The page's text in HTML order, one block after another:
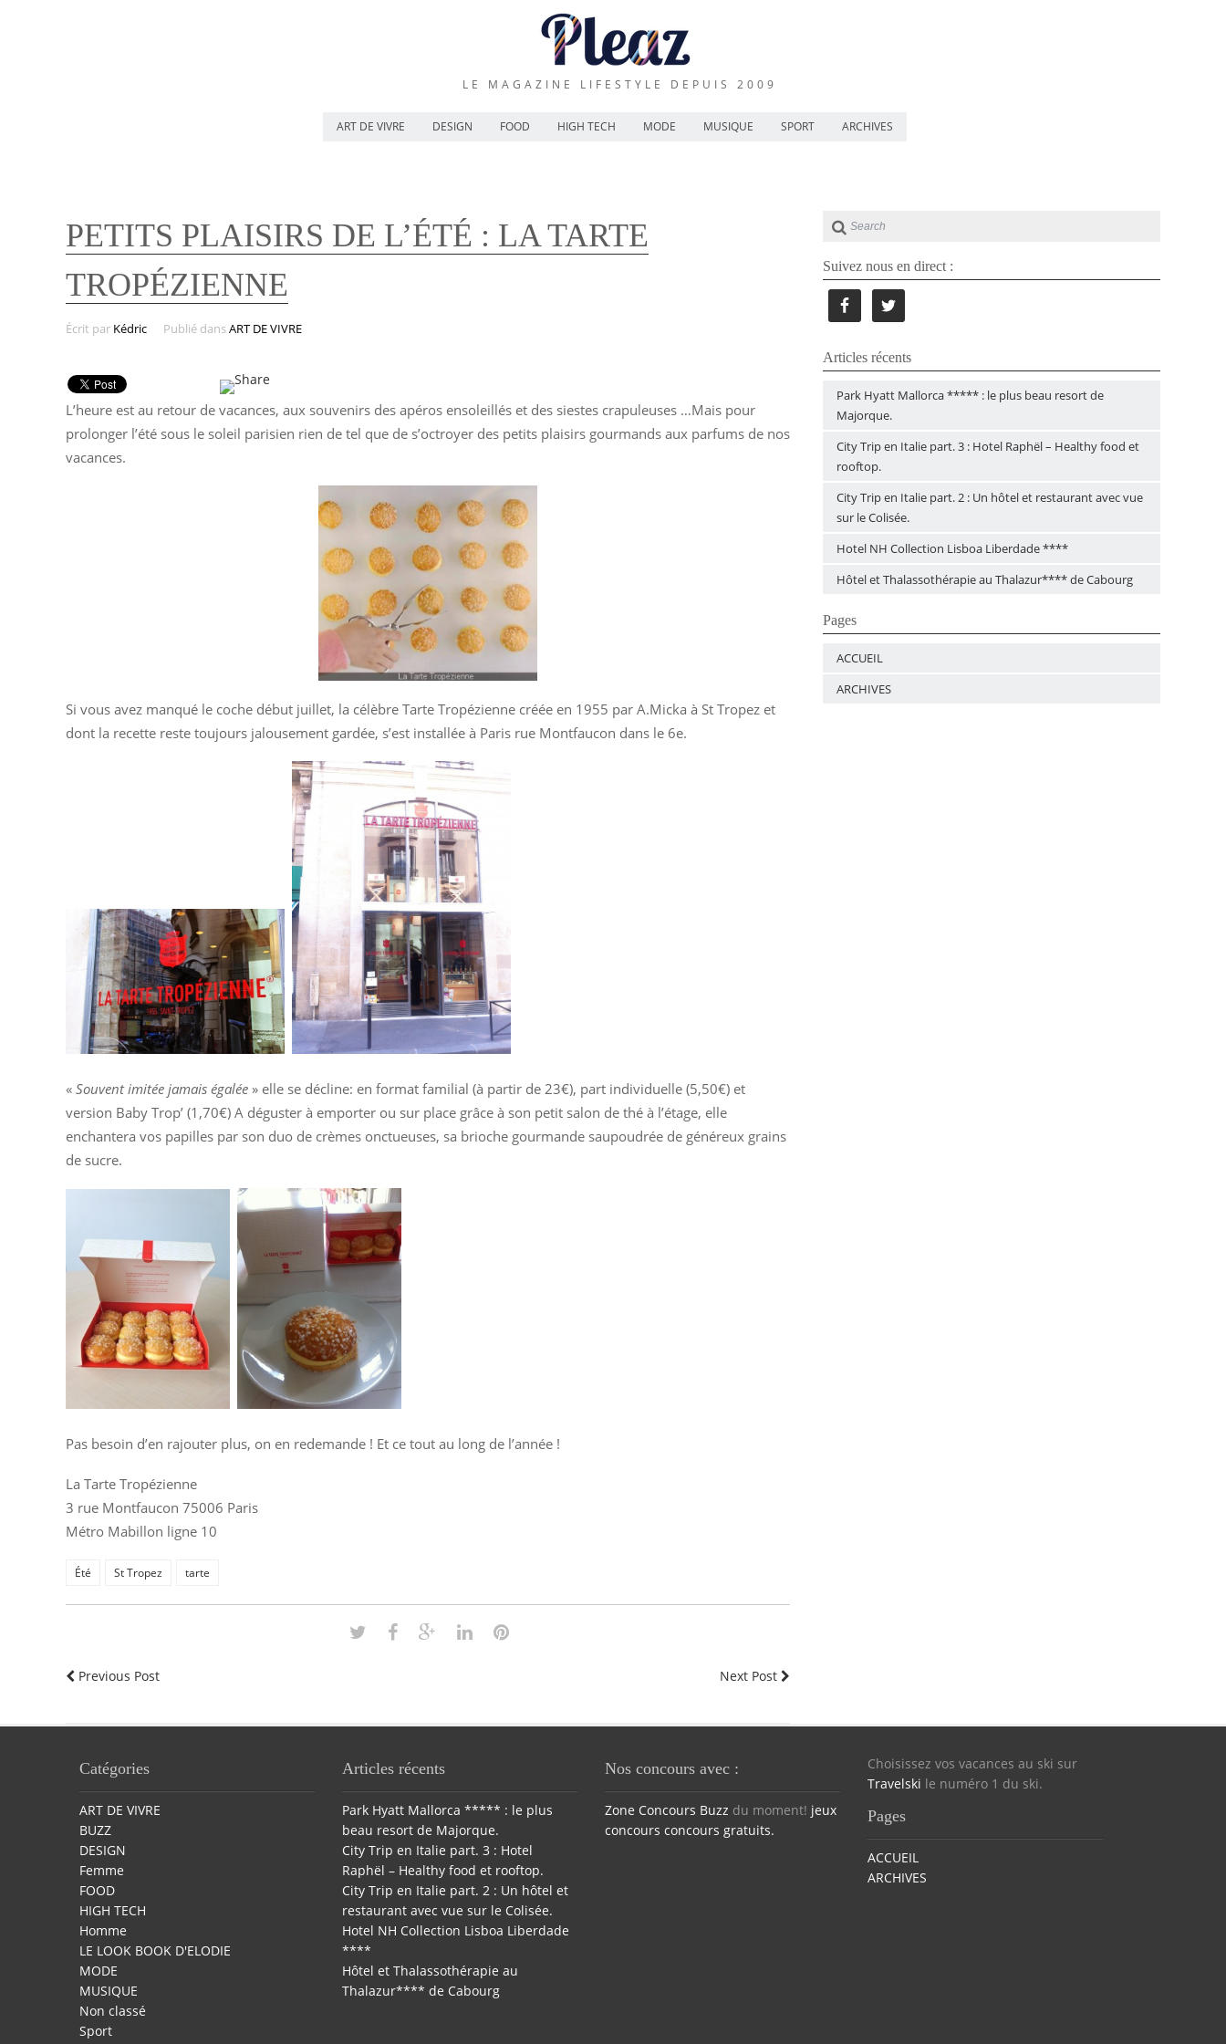
LE MAGAZINE LIFESTYLE DEPUIS 2009
ART DE VIVRE DESIGN FOOD HIGH TECH MODE MUSIQUE SPORT ARCHIVES
PETITS PLAISIRS DE L’ÉTÉ : LA TARTE
TROPÉZIENNE
Écrit par Kédric Publié dansART DE VIVRE
L’heure est au retour de vacances, aux souvenirs des apéros ensoleillés et des siestes crapuleuses …Mais pour
prolonger l’été sous le soleil parisien rien de tel que de s’octroyer des petits plaisirs gourmands aux parfums de nos
vacances.
Si vous avez manqué le coche début juillet, la célèbre Tarte Tropézienne créée en 1955 par A.Micka à St Tropez et
dont la recette reste toujours jalousement gardée, s’est installée à Paris rue Montfaucon dans le 6e.
« Souvent imitée jamais égalée » elle se décline: en format familial (à partir de 23€), part individuelle (5,50€) et
version Baby Trop’ (1,70€) A déguster à emporter ou sur place grâce à son petit salon de thé à l’étage, elle
enchantera vos papilles par son duo de crèmes onctueuses, sa brioche gourmande saupoudrée de généreux grains
de sucre.
Pas besoin d’en rajouter plus, on en redemande ! Et ce tout au long de l’année !
La Tarte Tropézienne
3 rue Montfaucon 75006 Paris
Métro Mabillon ligne 10
Été St Tropez tarte
Previous Post Next Post
Suivez nous en direct :
Articles récents
Park Hyatt Mallorca ***** : le plus beau resort de
Majorque.
City Trip en Italie part. 3 : Hotel Raphël – Healthy food et
rooftop.
City Trip en Italie part. 2 : Un hôtel et restaurant avec vue
sur le Colisée.
Hotel NH Collection Lisboa Liberdade ****
Hôtel et Thalassothérapie au Thalazur**** de Cabourg
Pages
ACCUEIL
ARCHIVES
Catégories
ART DE VIVRE
BUZZ
DESIGN
Femme
FOOD
HIGH TECH
Homme
LE LOOK BOOK D'ELODIE
MODE
MUSIQUE
Non classé
Sport
Articles récents
Park Hyatt Mallorca ***** : le plus
beau resort de Majorque.
City Trip en Italie part. 3 : Hotel
Raphël – Healthy food et rooftop.
City Trip en Italie part. 2 : Un hôtel et
restaurant avec vue sur le Colisée.
Hotel NH Collection Lisboa Liberdade
****
Hôtel et Thalassothérapie au
Thalazur**** de Cabourg
Nos concours avec :
Zone Concours Buzz du moment! jeux
concours concours gratuits.
Choisissez vos vacances au ski sur
Travelski le numéro 1 du ski.
Pages
ACCUEIL
ARCHIVES